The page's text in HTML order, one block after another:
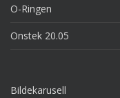
O-Ringen
Onstek 20.05
Bildekarusell